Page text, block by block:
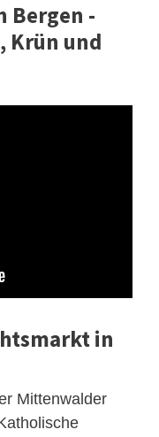
Bergen -
Krün und
in
Mittenwalder